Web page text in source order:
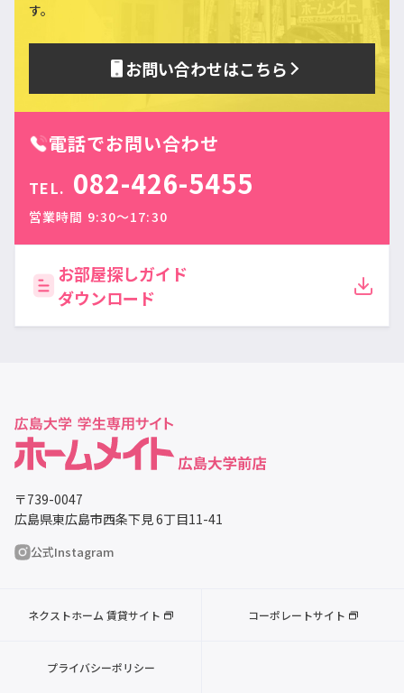
す。
お問い合わせはこちら
電話でお問い合わせ
TEL. 082-426-5455
営業時間 9:30〜17:30
お部屋探しガイド
ダウンロード
〒739-0047
広島県東広島市西条下見 6丁目11-41
公式Instagram
ネクストホーム 賃貸サイト コーポレートサイト
プライバシーポリシー